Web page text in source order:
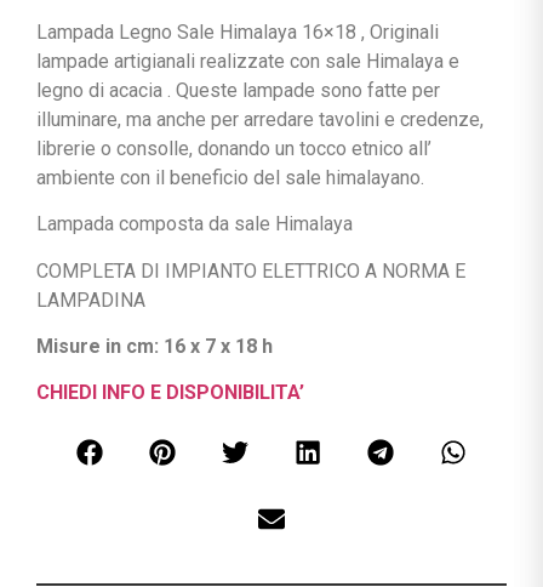
Lampada Legno Sale Himalaya 16×18 , Originali
lampade artigianali realizzate con sale Himalaya e
legno di acacia . Queste lampade sono fatte per
illuminare, ma anche per arredare tavolini e credenze,
librerie o consolle, donando un tocco etnico all’
ambiente con il beneficio del sale himalayano.
Lampada composta da sale Himalaya
COMPLETA DI IMPIANTO ELETTRICO A NORMA E
LAMPADINA
Misure in cm: 16 x 7 x 18 h
CHIEDI INFO E DISPONIBILITA’